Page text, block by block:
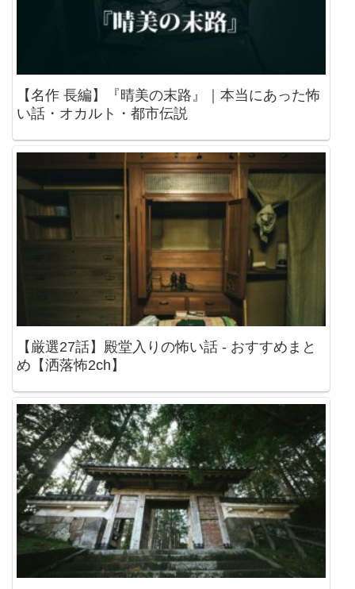
【名作 長編】『晴美の末路』｜本当にあった怖
い話・オカルト・都市伝説
【厳選27話】殿堂入りの怖い話 - おすすめまと
め【洒落怖2ch】